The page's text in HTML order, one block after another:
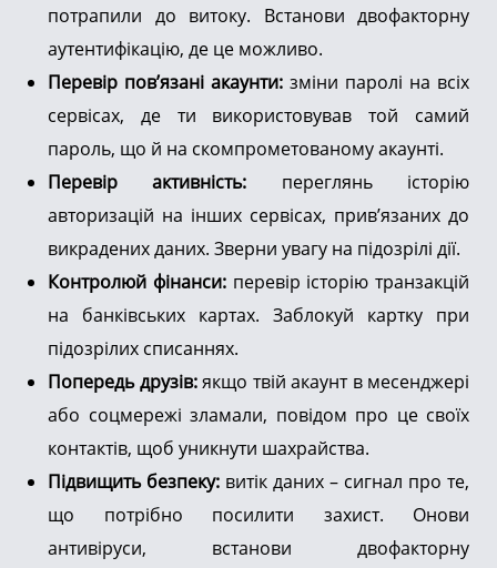
потрапили до витоку. Встанови двофакторну
аутентифікацію, де це можливо.
Перевір пов’язані акаунти: зміни паролі на всіх
сервісах, де ти використовував той самий
пароль, що й на скомпрометованому акаунті.
Перевір активність: переглянь історію
авторизацій на інших сервісах, прив’язаних до
викрадених даних. Зверни увагу на підозрілі дії.
Контролюй фінанси:перевір історію транзакцій
на банківських картах. Заблокуй картку при
підозрілих списаннях.
Попередь друзів:якщо твій акаунт в месенджері
або соцмережі зламали, повідом про це своїх
контактів, щоб уникнути шахрайства.
Підвищить безпеку: витік даних – сигнал про те,
що потрібно посилити захист. Онови
антивіруси, встанови двофакторну